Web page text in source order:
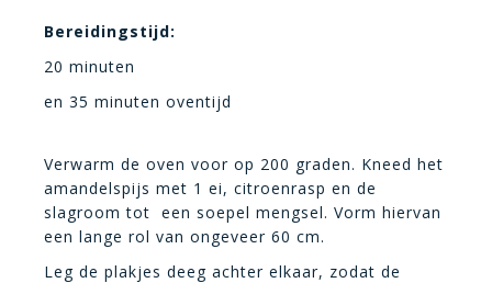
Bereidingstijd:
20 minuten
en 35 minuten oventijd
Verwarm de oven voor op 200 graden. Kneed het
amandelspijs met 1 ei, citroenrasp en de
slagroom tot een soepel mengsel. Vorm hiervan
een lange rol van ongeveer 60 cm.
Leg de plakjes deeg achter elkaar, zodat de